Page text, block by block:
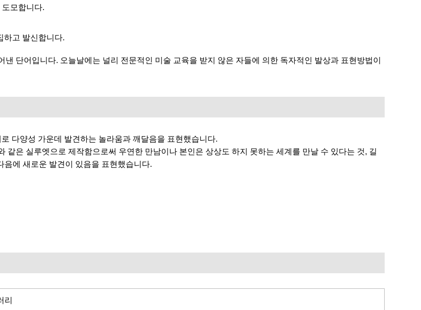
모합니다.
하고 발신합니다.
단어입니다. 오늘날에는 널리 전문적인 미술 교육을 받지 않은 자들에 의한 독자적인 발상과 표현방법이
로 다양성 가운데 발견하는 놀라움과 깨달음을 표현했습니다.
같은 실루엣으로 제작함으로써 우연한 만남이나 본인은 상상도 하지 못하는 세계를 만날 수 있다는 것, 길
음에 새로운 발견이 있음을 표현했습니다.
리